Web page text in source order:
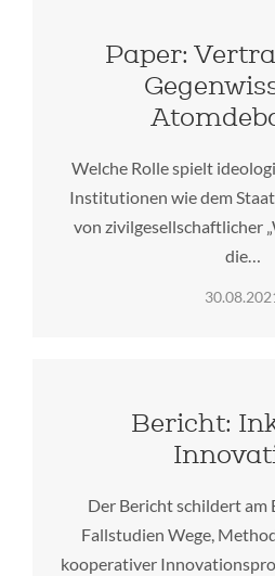
Paper:
Welche Rolle spielt
Institutionen wie dem
von zivilgesellschaftlicher
die…
Bericht:
Der Bericht schildert am
Fallstudien Wege,
kooperativer